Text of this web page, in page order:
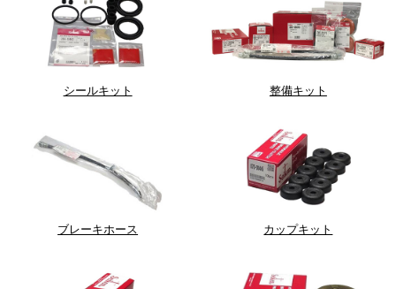
シールキット 整備キット
ブレーキホース カップキット